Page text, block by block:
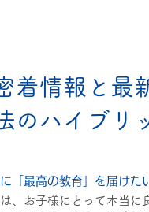
着情報と最
のハイブリ
「最高の教育」を届けた
、お子様にとって本当に